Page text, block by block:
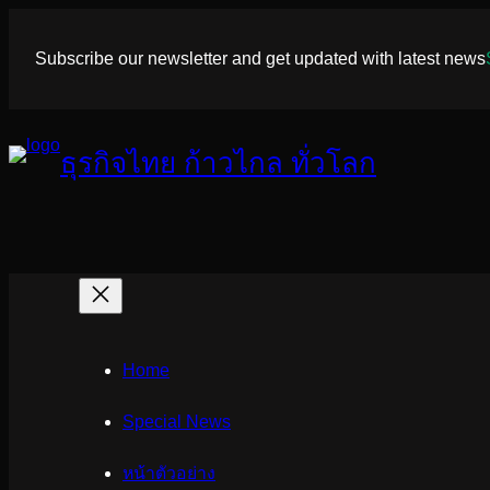
Subscribe our newsletter and get updated with latest news
ธุรกิจไทย ก้าวไกล ทั่วโลก
Home
Special News
หน้าตัวอย่าง